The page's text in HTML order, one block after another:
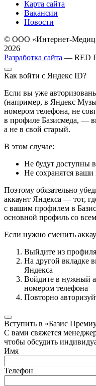
Карта сайта
Вакансии
Новости
© ООО «Интернет-
2026
Разработка сайта — RED
Как войти с Яндекс ID?
Если вы уже
(например, в Яндекс
номером телефона, не
в профиле Базисмеда, —
а не в свой старый.
В этом случае:
Не будут доступны
Не сохранятся
Поэтому обязательно
аккаунт Яндекса — тот,
с вашим профилем в
основной профиль со
Если нужно сменить
Выйдите из
На другой вкладке
Яндекса
Войдите в нужный
номером телефона
Повторно
Вступить в «Базис
С вами свяжется
чтобы обсудить
Имя
Телефон